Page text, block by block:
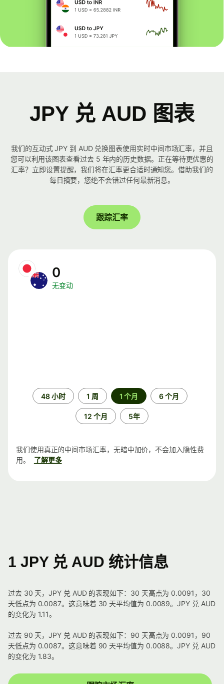
JPY 兑 AUD 图表
我们的互动式 JPY 到 AUD 兑换图表使用实时中间市场汇率，并且
您可以利用该图表查看过去 5 年内的历史数据。正在等待更优惠的
汇率？立即设置提醒，我们将在汇率更合适时通知您。借助我们的
每日摘要，您绝不会错过任何最新消息。
跟踪汇率
0
无变动
48 小时 1 周 1 个月 6 个月
12 个月 5年
我们使用真正的中间市场汇率，无暗中加价，不会加入隐性费
用。
了解更多
1 JPY 兑 AUD 统计信息
过去 30 天，JPY 兑 AUD 的表现如下：30 天高点为 0.0091，30
天低点为 0.0087。这意味着 30 天平均值为 0.0089。JPY 兑 AUD
的变化为 1.11。
过去 90 天，JPY 兑 AUD 的表现如下：90 天高点为 0.0091，90
天低点为 0.0087。这意味着 90 天平均值为 0.0088。JPY 兑 AUD
的变化为 1.83。